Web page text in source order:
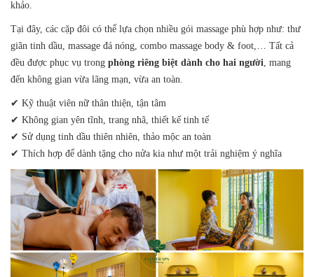
khảo.
Tại đây, các cặp đôi có thể lựa chọn nhiều gói massage phù hợp như: thư
giãn tinh dầu, massage đá nóng, combo massage body & foot,… Tất cả
đều được phục vụ trong phòng riêng biệt dành cho hai người, mang
đến không gian vừa lãng mạn, vừa an toàn.
✔ Kỹ thuật viên nữ thân thiện, tận tâm
✔ Không gian yên tĩnh, trang nhã, thiết kế tinh tế
✔ Sử dụng tinh dầu thiên nhiên, thảo mộc an toàn
✔ Thích hợp để dành tặng cho nửa kia như một trải nghiệm ý nghĩa